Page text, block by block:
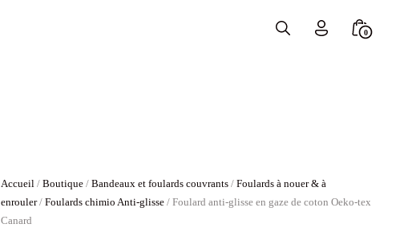
Search
0
Accueil /Boutique /Bandeaux et foulards couvrants /Foulards à nouer & à
enrouler/Foulards chimio Anti-glisse / Foulard anti-glisse en gaze de coton Oeko-tex
Canard